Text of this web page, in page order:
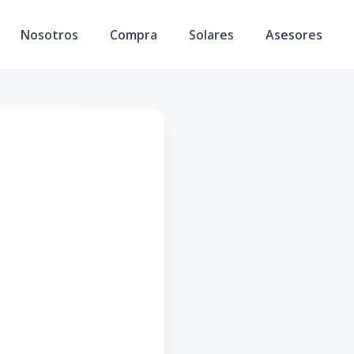
Nosotros Compra Solares Asesores